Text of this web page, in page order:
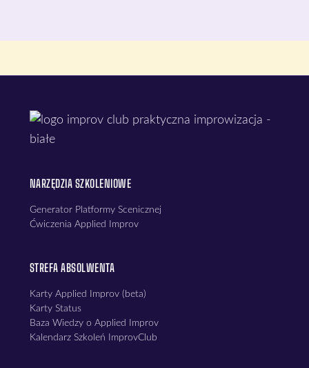
NARZĘDZIA SZKOLENIOWE
Generator Platformy Scenicznej
Ćwiczenia Applied Improv
STREFA ABSOLWENTA
Karty Applied Improv (beta)
Karty Status
Baza Wiedzy o Applied Improv
Kalendarz Szkoleń ImprovClub